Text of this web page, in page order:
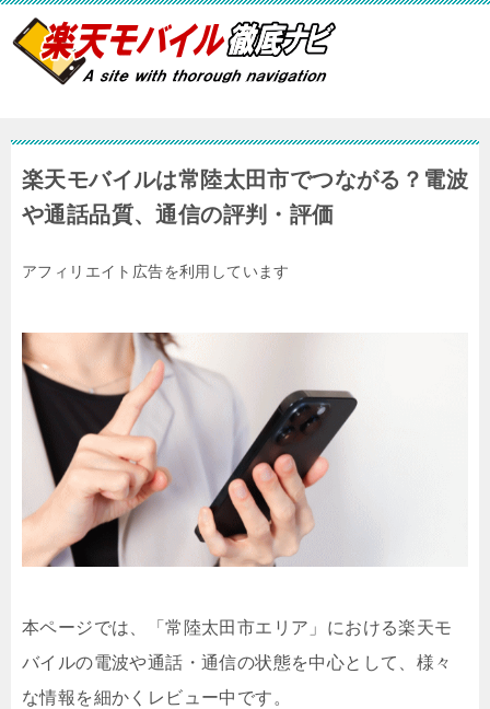
楽天モバイルは常陸太田市でつながる？電波
や通話品質、通信の評判・評価
アフィリエイト広告を利用しています
本ページでは、「常陸太田市エリア」における楽天モ
バイルの電波や通話・通信の状態を中心として、様々
な情報を細かくレビュー中です。